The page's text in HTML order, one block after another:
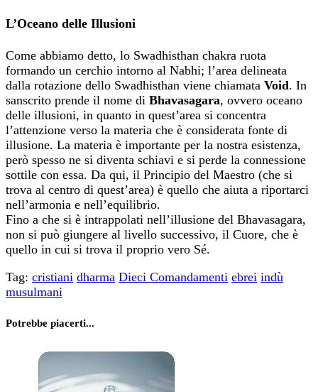
L’Oceano delle Illusioni
Come abbiamo detto, lo Swadhisthan chakra ruota
formando un cerchio intorno al Nabhi; l’area delineata
dalla rotazione dello Swadhisthan viene chiamata Void. In
sanscrito prende il nome di Bhavasagara, ovvero oceano
delle illusioni, in quanto in quest’area si concentra
l’attenzione verso la materia che è considerata fonte di
illusione. La materia è importante per la nostra esistenza,
però spesso ne si diventa schiavi e si perde la connessione
sottile con essa. Da qui, il Principio del Maestro (che si
trova al centro di quest’area) è quello che aiuta a riportarci
nell’armonia e nell’equilibrio.
Fino a che si è intrappolati nell’illusione del Bhavasagara,
non si può giungere al livello successivo, il Cuore, che è
quello in cui si trova il proprio vero Sé.
Tag: cristiani dharma Dieci Comandamenti ebrei indù
musulmani
Potrebbe piacerti...